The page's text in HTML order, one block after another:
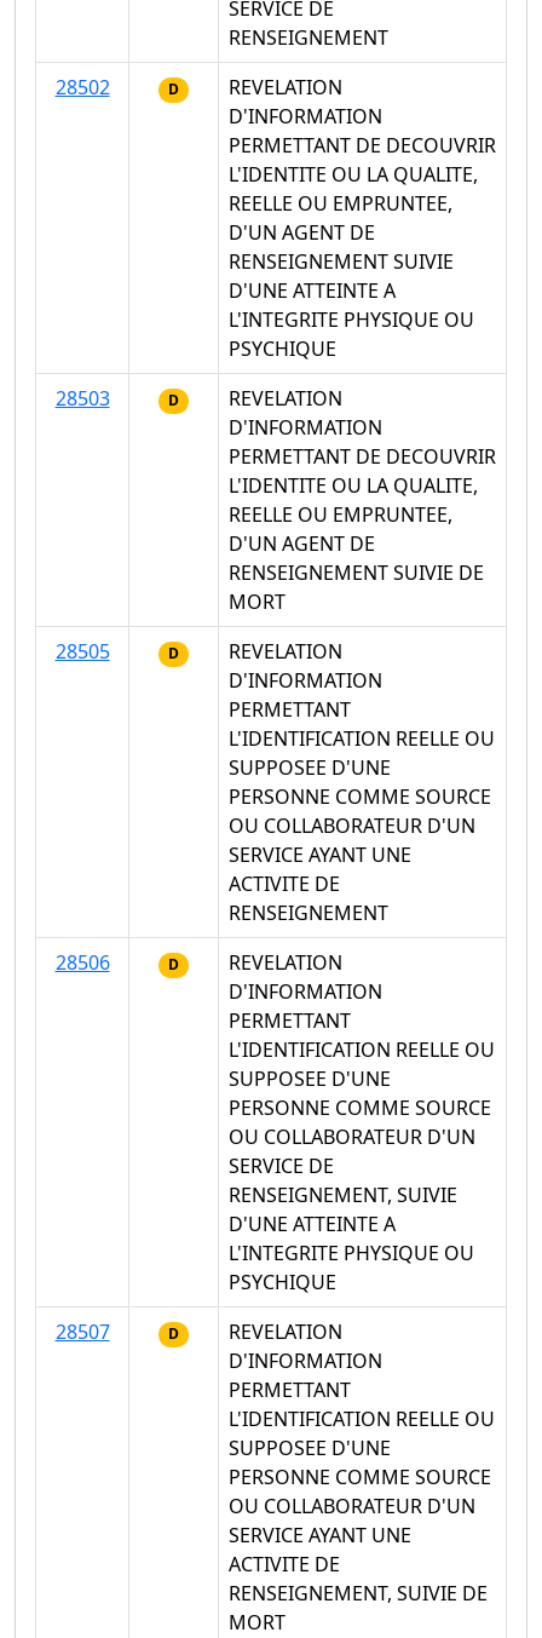
SERVICE DE
RENSEIGNEMENT
28502
D
REVELATION
D'INFORMATION
PERMETTANT DE DECOUVRIR
L'IDENTITE OU LA QUALITE,
REELLE OU EMPRUNTEE,
D'UN AGENT DE
RENSEIGNEMENT SUIVIE
D'UNE ATTEINTE A
L'INTEGRITE PHYSIQUE OU
PSYCHIQUE
28503
D
REVELATION
D'INFORMATION
PERMETTANT DE DECOUVRIR
L'IDENTITE OU LA QUALITE,
REELLE OU EMPRUNTEE,
D'UN AGENT DE
RENSEIGNEMENT SUIVIE DE
MORT
28505
D
REVELATION
D'INFORMATION
PERMETTANT
L'IDENTIFICATION REELLE OU
SUPPOSEE D'UNE
PERSONNE COMME SOURCE
OU COLLABORATEUR D'UN
SERVICE AYANT UNE
ACTIVITE DE
RENSEIGNEMENT
28506
D
REVELATION
D'INFORMATION
PERMETTANT
L'IDENTIFICATION REELLE OU
SUPPOSEE D'UNE
PERSONNE COMME SOURCE
OU COLLABORATEUR D'UN
SERVICE DE
RENSEIGNEMENT, SUIVIE
D'UNE ATTEINTE A
L'INTEGRITE PHYSIQUE OU
PSYCHIQUE
28507
D
REVELATION
D'INFORMATION
PERMETTANT
L'IDENTIFICATION REELLE OU
SUPPOSEE D'UNE
PERSONNE COMME SOURCE
OU COLLABORATEUR D'UN
SERVICE AYANT UNE
ACTIVITE DE
RENSEIGNEMENT, SUIVIE DE
MORT